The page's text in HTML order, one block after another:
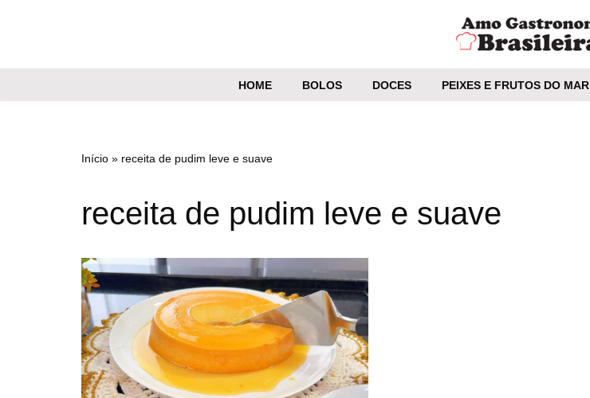
HOME BOLOS DOCES PEIXES E FRUTOS DO MAR
Início » receita de pudim leve e suave
receita de pudim leve e suave